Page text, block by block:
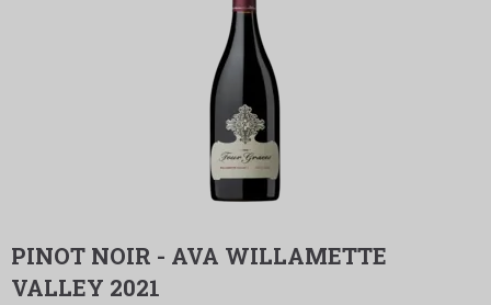
PINOT NOIR - AVA WILLAMETTE
VALLEY 2021